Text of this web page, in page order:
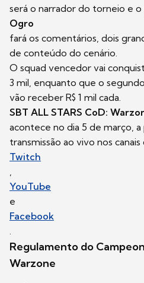
será o narrador do torneio e
Ogro
fará os comentários, dois
de conteúdo do cenário.
O squad vencedor vai
3 mil, enquanto que o
vão receber R$ 1 mil cada.
SBT ALL STARS CoD:
acontece no dia 5 de março, a
transmissão ao vivo nos
Twitch
,
YouTube
e
Facebook
.
Regulamento do
Warzone